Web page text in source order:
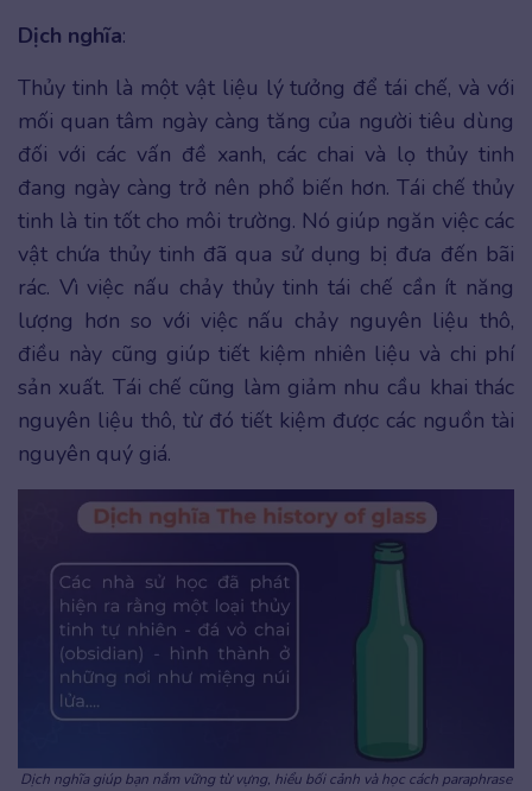
Dịch nghĩa:
Thủy tinh là một vật liệu lý tưởng để tái chế, và với
mối quan tâm ngày càng tăng của người tiêu dùng
đối với các vấn đề xanh, các chai và lọ thủy tinh
đang ngày càng trở nên phổ biến hơn. Tái chế thủy
tinh là tin tốt cho môi trường. Nó giúp ngăn việc các
vật chứa thủy tinh đã qua sử dụng bị đưa đến bãi
rác. Vì việc nấu chảy thủy tinh tái chế cần ít năng
lượng hơn so với việc nấu chảy nguyên liệu thô,
điều này cũng giúp tiết kiệm nhiên liệu và chi phí
sản xuất. Tái chế cũng làm giảm nhu cầu khai thác
nguyên liệu thô, từ đó tiết kiệm được các nguồn tài
nguyên quý giá.
Dịch nghĩa giúp bạn nắm vững từ vựng, hiểu bối cảnh và học cách paraphrase